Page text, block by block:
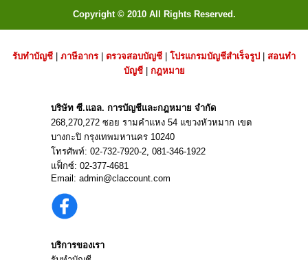
Copyright © 2010 All Rights Reserved.
รับทำบัญชี ภาษีอากร ตรวจสอบบัญชี โปรแกรมบัญชีสำเร็จรูป
สอนทำ
บัญชี| กฎหมาย
บริษัท ซี.แอล. การบัญชีและกฎหมาย จำกัด
268,270,272 ซอย รามคำแหง 54 แขวงหัวหมาก เขต
บางกะปิ กรุงเทพมหานคร 10240
โทรศัพท์: 02-732-7920-2, 081-346-1922
แฟ็กซ์: 02-377-4681
Email: admin@claccount.com
บริการของเรา